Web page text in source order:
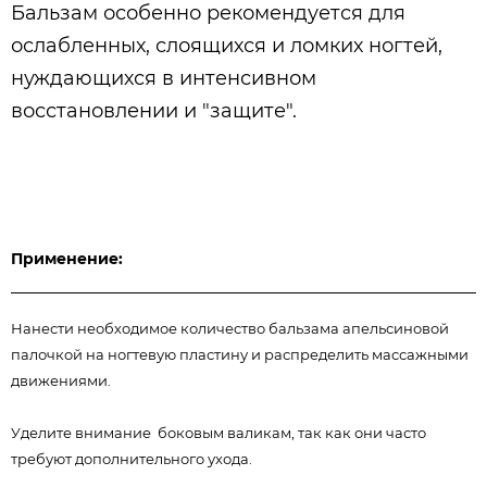
Бальзам особенно рекомендуется для
ослабленных, слоящихся и ломких ногтей,
нуждающихся в интенсивном
восстановлении и "защите".
Применение:
Нанести необходимое количество бальзама апельсиновой
палочкой на ногтевую пластину и распределить массажными
движениями.
Уделите внимание боковым валикам, так как они часто
требуют дополнительного ухода.